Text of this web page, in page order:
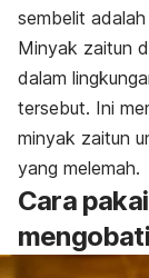
sembelit
Minyak zaitun
dalam
tersebut. Ini
minyak zaitun
yang melemah.
Cara